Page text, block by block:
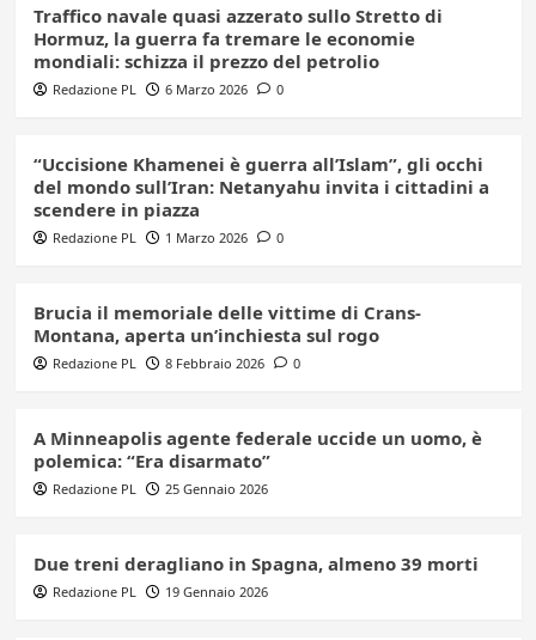
Traffico navale quasi azzerato sullo Stretto di
Hormuz, la guerra fa tremare le economie
mondiali: schizza il prezzo del petrolio
Redazione PL 6 Marzo 2026 0
“Uccisione Khamenei è guerra all’Islam”, gli occhi
del mondo sull’Iran: Netanyahu invita i cittadini a
scendere in piazza
Redazione PL 1 Marzo 2026 0
Brucia il memoriale delle vittime di Crans-
Montana, aperta un’inchiesta sul rogo
Redazione PL 8 Febbraio 2026 0
A Minneapolis agente federale uccide un uomo, è
polemica: “Era disarmato”
Redazione PL 25 Gennaio 2026
Due treni deragliano in Spagna, almeno 39 morti
Redazione PL 19 Gennaio 2026